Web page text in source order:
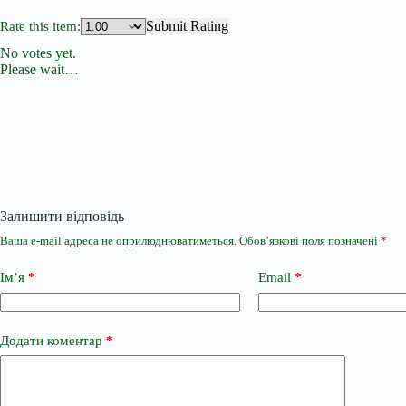
Rate this item:
Submit Rating
No votes yet.
Please wait…
Залишити відповідь
Ваша e-mail адреса не оприлюднюватиметься. Обов’язкові поля позначені *
Ім’я * Email *
Додати коментар *